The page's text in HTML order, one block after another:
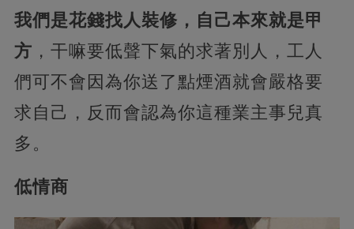
我們是花錢找人裝修，自己本來就是甲
方 ，干嘛要低聲下氣的求著別人，工人
們可不會因為你送了點煙酒就會嚴格要
求自己，反而會認為你這種業主事兒真
多。
低情商